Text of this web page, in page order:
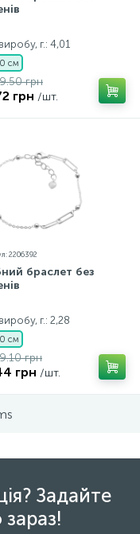
г.: 4,01
см
грн
грн /шт.
2206392
браслет без
г.: 2,28
см
грн
грн /шт.
Задайте